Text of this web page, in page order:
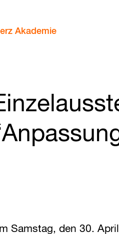
Akademie
Samstag, den 30.